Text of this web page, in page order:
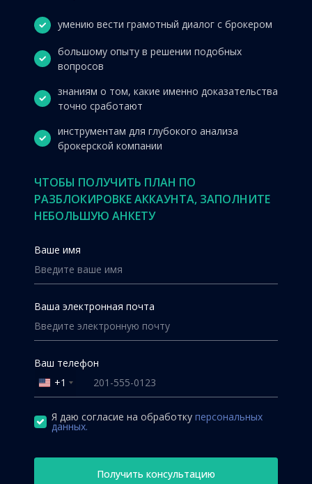
умению вести грамотный диалог с брокером
большому опыту в решении подобных
вопросов
знаниям о том, какие именно доказательства
точно сработают
инструментам для глубокого анализа
брокерской компании
ЧТОБЫ ПОЛУЧИТЬ ПЛАН ПО
РАЗБЛОКИРОВКЕ АККАУНТА, ЗАПОЛНИТЕ
НЕБОЛЬШУЮ АНКЕТУ
Ваше имя
Ваша электронная почта
Ваш телефон
United
States
+1
+1
Я даю согласие на обработку персональных
данных.
Получить консультацию